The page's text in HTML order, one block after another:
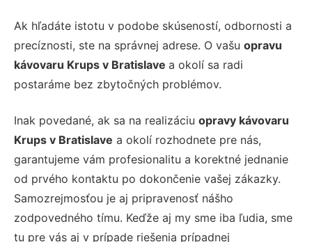
Ak hľadáte istotu v podobe skúseností, odbornosti a
precíznosti, ste na správnej adrese. O vašu opravu
kávovaru Krups v Bratislave a okolí sa radi
postaráme bez zbytočných problémov.
Inak povedané, ak sa na realizáciu opravy kávovaru
Krups v Bratislave a okolí rozhodnete pre nás,
garantujeme vám profesionalitu a korektné jednanie
od prvého kontaktu po dokončenie vašej zákazky.
Samozrejmosťou je aj pripravenosť nášho
zodpovedného tímu. Keďže aj my sme iba ľudia, sme
tu pre vás aj v prípade riešenia prípadnej